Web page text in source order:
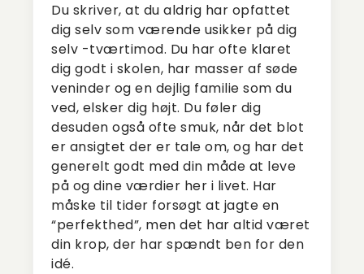
Du skriver, at du aldrig har opfattet
dig selv som værende usikker på dig
selv -tværtimod. Du har ofte klaret
dig godt i skolen, har masser af søde
veninder og en dejlig familie som du
ved, elsker dig højt. Du føler dig
desuden også ofte smuk, når det blot
er ansigtet der er tale om, og har det
generelt godt med din måde at leve
på og dine værdier her i livet. Har
måske til tider forsøgt at jagte en
“perfekthed”, men det har altid været
din krop, der har spændt ben for den
idé.